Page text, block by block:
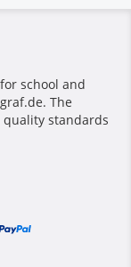
school and
The
standards